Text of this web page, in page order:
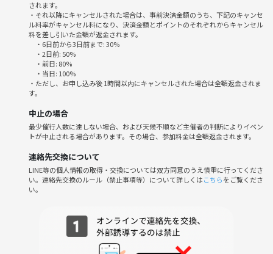
されます。
・それ以降にキャンセルされた場合は、事前決済金額のうち、下記のキャンセ
ル料率がキャンセル料になり、決済金額とポイントのそれぞれからキャンセル
料を差し引いた金額が返金されます。
・6日前から3日前まで: 30%
・2日前: 50%
・前日: 80%
・当日: 100%
・ただし、お申し込み後 1時間以内にキャンセルされた場合は全額返金されま
す。
中止の場合
最少催行人数に達しない場合、および天候不順など主催者の判断によりイベン
トが中止される場合があります。その場合、参加料金は全額返金されます。
連絡先交換について
LINE等の個人情報の取得・交換については双方同意のうえ慎重に行ってくださ
い。連絡先交換のルール（禁止事項等）について詳しくはこちらをご覧くださ
い。